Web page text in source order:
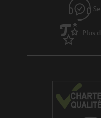
Conseils généraux
audio sur l'ordinateur
souhaitez connecter un système
système a au moins 3 sorties
numériques, il est important de
Plus